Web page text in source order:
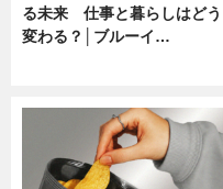
る未来 仕事と暮らしはどう
変わる？│ブルーイ…